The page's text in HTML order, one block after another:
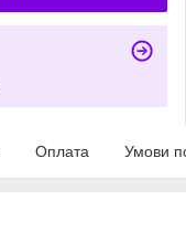
Оплата Умови